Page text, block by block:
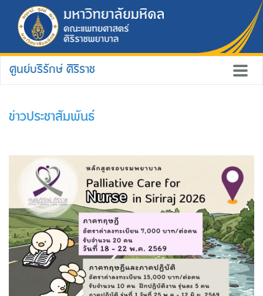
ศูนย์บริรักษ์ ศิริราช
ข่าวประชาสัมพันธ์